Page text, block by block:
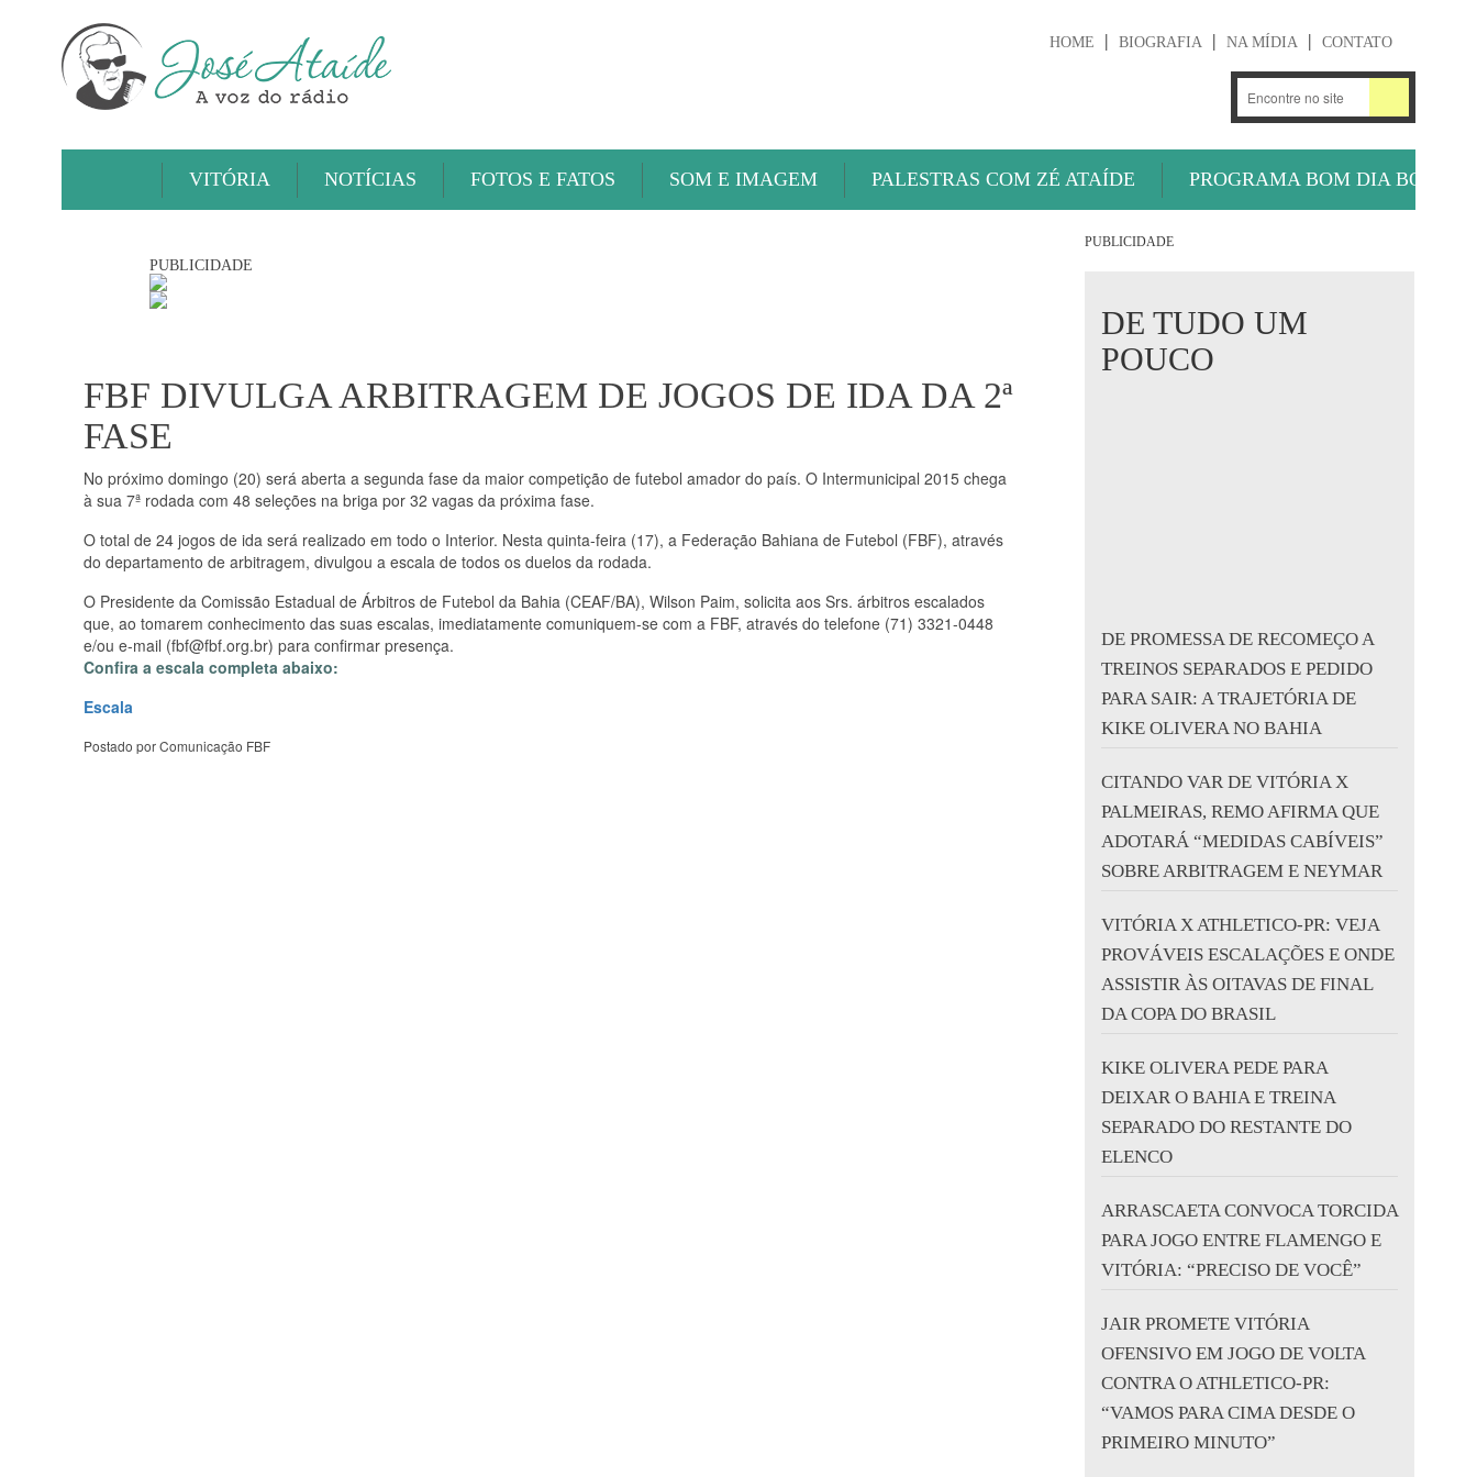
HOME BIOGRAFIA NA MÍDIA CONTATO
VITÓRIA NOTÍCIAS FOTOS E FATOS SOM E IMAGEM PALESTRAS COM ZÉ ATAÍDE PROGRAMA BOM DIA BOLA
PUBLICIDADE
FBF DIVULGA ARBITRAGEM DE JOGOS DE IDA DA 2ª
FASE
No próximo domingo (20) será aberta a segunda fase da maior competição de futebol amador do país. O Intermunicipal 2015 chega
à sua 7ª rodada com 48 seleções na briga por 32 vagas da próxima fase.
O total de 24 jogos de ida será realizado em todo o Interior. Nesta quinta-feira (17), a Federação Bahiana de Futebol (FBF), através
do departamento de arbitragem, divulgou a escala de todos os duelos da rodada.
O Presidente da Comissão Estadual de Árbitros de Futebol da Bahia (CEAF/BA), Wilson Paim, solicita aos Srs. árbitros escalados
que, ao tomarem conhecimento das suas escalas, imediatamente comuniquem-se com a FBF, através do telefone (71) 3321-0448
e/ou e-mail (fbf@fbf.org.br) para confirmar presença.
Confira a escala completa abaixo:
Escala
Postado por Comunicação FBF
PUBLICIDADE
DE TUDO UM
POUCO
DE PROMESSA DE RECOMEÇO A
TREINOS SEPARADOS E PEDIDO
PARA SAIR: A TRAJETÓRIA DE
KIKE OLIVERA NO BAHIA
CITANDO VAR DE VITÓRIA X
PALMEIRAS, REMO AFIRMA QUE
ADOTARÁ “MEDIDAS CABÍVEIS”
SOBRE ARBITRAGEM E NEYMAR
VITÓRIA X ATHLETICO-PR: VEJA
PROVÁVEIS ESCALAÇÕES E ONDE
ASSISTIR ÀS OITAVAS DE FINAL
DA COPA DO BRASIL
KIKE OLIVERA PEDE PARA
DEIXAR O BAHIA E TREINA
SEPARADO DO RESTANTE DO
ELENCO
ARRASCAETA CONVOCA TORCIDA
PARA JOGO ENTRE FLAMENGO E
VITÓRIA: “PRECISO DE VOCÊ”
JAIR PROMETE VITÓRIA
OFENSIVO EM JOGO DE VOLTA
CONTRA O ATHLETICO-PR:
“VAMOS PARA CIMA DESDE O
PRIMEIRO MINUTO”